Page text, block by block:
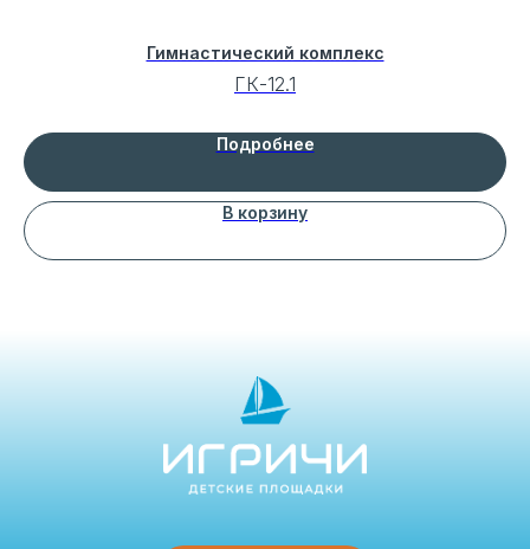
Гимнастический комплекс
ГК-12.1
Подробнее
В корзину